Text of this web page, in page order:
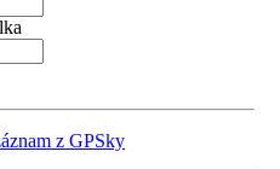
z GPSky